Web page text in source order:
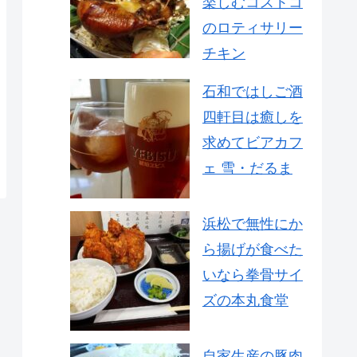
のロティサリー
チキン
石和ではしご酒
四軒目は癒しを
求めてビアカフ
ェ 雪・だるま
浜松で無性にか
ら揚げが食べた
いなら拳骨サイ
ズの本丸食堂